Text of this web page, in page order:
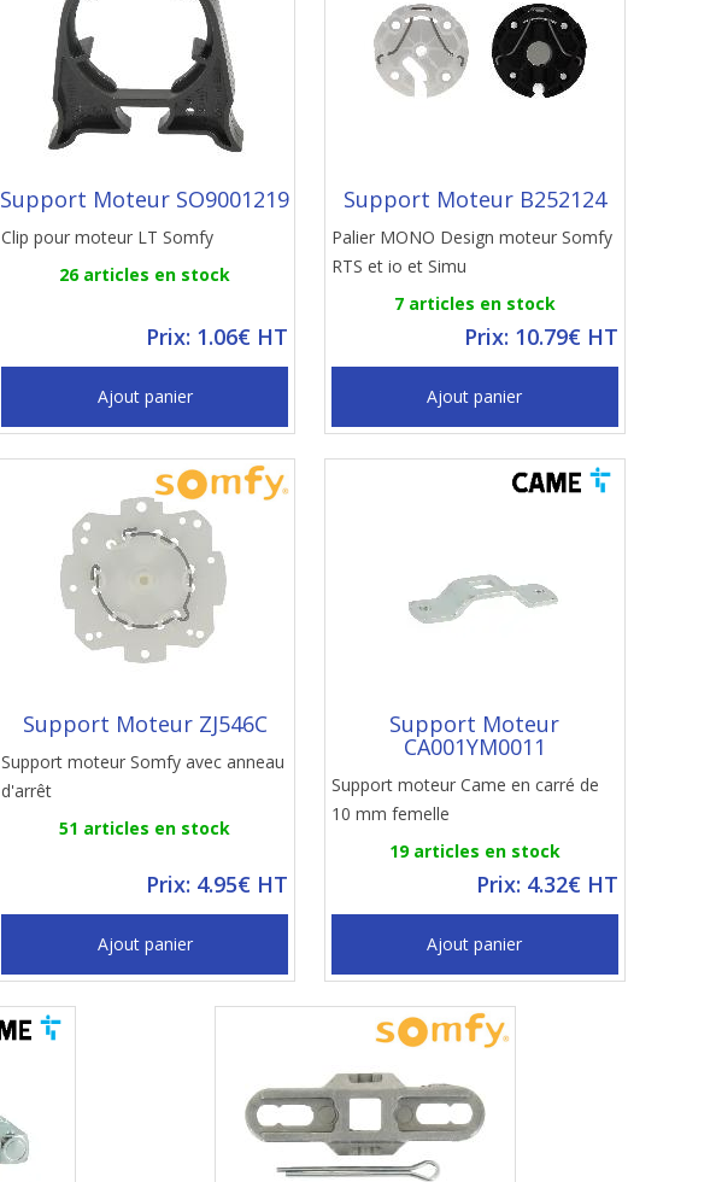
Support Moteur SO9001219
Clip pour moteur LT Somfy
26 articles en stock
Prix: 1.06€ HT
Ajout panier
Support Moteur B252124
Palier MONO Design moteur Somfy
RTS et io et Simu
7 articles en stock
Prix: 10.79€ HT
Ajout panier
Support Moteur ZJ546C
Support moteur Somfy avec anneau
d'arrêt
51 articles en stock
Prix: 4.95€ HT
Ajout panier
Support Moteur
CA001YM0011
Support moteur Came en carré de
10 mm femelle
19 articles en stock
Prix: 4.32€ HT
Ajout panier